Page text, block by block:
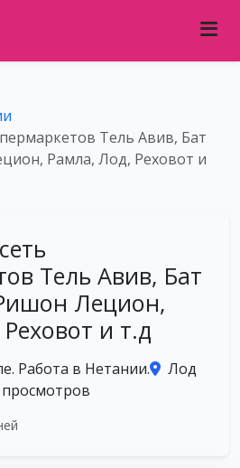
Тель Авив, Бат
Рамла, Лод, Реховот и
Тель Авив, Бат
Лецион,
и т.д
Работа в Нетании.
Лод
просмотров